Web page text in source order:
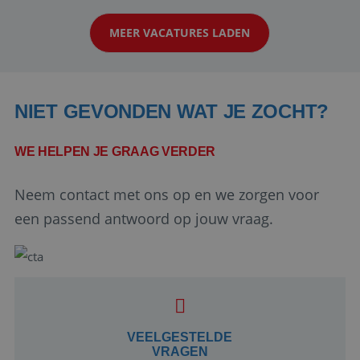
klanten te overtuigen om die droomreis te
boeken! ...
MEER VACATURES LADEN
NIET GEVONDEN WAT JE ZOCHT?
WE HELPEN JE GRAAG VERDER
Neem contact met ons op en we zorgen voor
een passend antwoord op jouw vraag.
VEELGESTELDE
VRAGEN
Google Privacy Policy